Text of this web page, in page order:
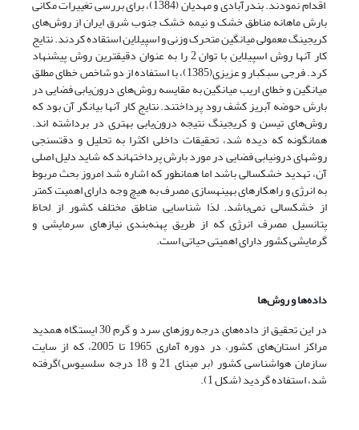
اقدام نمودند. بندرآبادی و مهدیان (1384)، برای بررسی تغییرات مکانی
بارش ماهانه مناطق خشک و نیمه خشک جنوب شرق ایران از روش‌های
کریجینگ معمولی میانگین متحرک وزنی و اسپیلاین استقاده کردند. نتایج
کار آنها روش اسپیلاین با توان 2 را به عنوان دقیق­ترین روش پیشنهاد
کرد. فرجی سبکبار و عزیزی(1385)، با استفاده از دو شاخص خطای مطلق
میانگین و خطای اریب میانگین به مقایسه روش‌های درون‌یابی فضایی در
بارش حوضه آبریز کشف رود پرداختند. نتایج کار آنها بیانگر آن بود که
روش‌های تیسن و کریجینگ نتیجه درون‌یابی بهتری در برداشته اند.
همانگونه که دیده شد، تحقیقات داخلی اکثرا به تحلیل و دقت­سنجی
روش­های درون­یابی فضایی در مورد بارش پرداخته­اند که شاید دلیل اصلی
آن، تهدید خشکسالی باشد اما همانطور که اشاره شد امروز بحث مربوط
به انرژی و راهکارهای بهینه­سازی مصرف به هیچ وجه دارای اهمیت کمتر
از خشکسالی نمی‌باشد. لذا شناسایی مناطق مختلف کشور از لحاظ
پتانسیل مصرف انرژی که از طریق پهنه‌بندی نیازهای سرمایشی و
گرمایشی کشور دارای اهمیتی حیاتی است.
داده‌ها و روش‌ها
در این تحقیق از داده‌های درجه روزهای سرد و گرم 30 ایستگاه همدید
مراکز استان‌های کشور، در دوره آماری 1965 تا 2005، که از سایت
سازمان هواشناسی کشور (بر مبنای 21 و 18 درجه سلسیوس)گرفته
شد، استفاده گردید (شکل 1).